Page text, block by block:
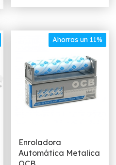
Ahorras un 11%
Enroladora
Automática Metalica